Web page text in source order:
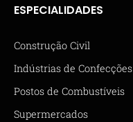
ESPECIALIDADES
Construção Civil
Indústrias de Confecções
Postos de Combustíveis
Supermercados